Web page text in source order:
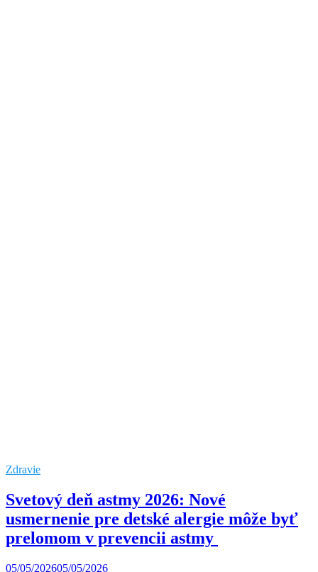
Zdravie
Svetový deň astmy 2026: Nové
usmernenie pre detské alergie môže byť
prelomom v prevencii astmy
05/05/202605/05/2026